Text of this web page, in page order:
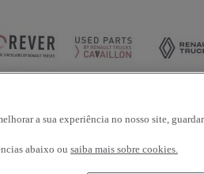
a sua experiência no nosso site,
abaixo ou saiba mais sobre cookies.